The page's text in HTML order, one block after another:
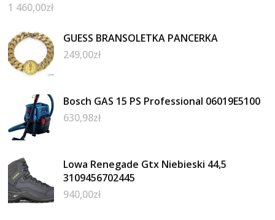
1 460,00zł
GUESS BRANSOLETKA PANCERKA
249,00zł
Bosch GAS 15 PS Professional 06019E5100
630,98zł
Lowa Renegade Gtx Niebieski 44,5
3109456702445
940,00zł